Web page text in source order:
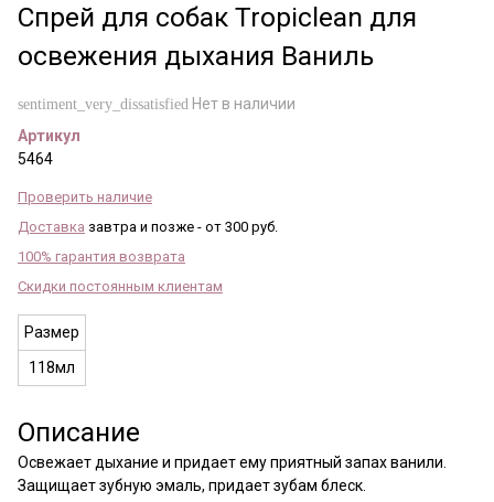
Спрей для собак Tropiclean для
освежения дыхания Ваниль
sentiment_very_dissatisfied Нет в наличии
Артикул
5464
Проверить наличие
Доставка завтра и позже - от 300 руб.
100% гарантия возврата
Скидки постоянным клиентам
Размер
118мл
Описание
Освежает дыхание и придает ему приятный запах ванили.
Защищает зубную эмаль, придает зубам блеск.